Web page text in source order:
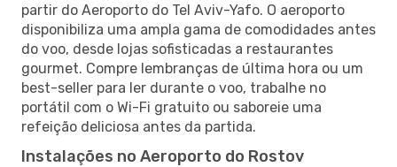
partir do Aeroporto do Tel Aviv-Yafo. O aeroporto
disponibiliza uma ampla gama de comodidades antes
do voo, desde lojas sofisticadas a restaurantes
gourmet. Compre lembranças de última hora ou um
best-seller para ler durante o voo, trabalhe no
portátil com o Wi-Fi gratuito ou saboreie uma
refeição deliciosa antes da partida.
Instalações no Aeroporto do Rostov